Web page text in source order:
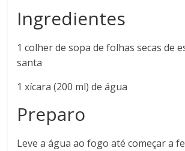
Ingredientes
1 colher de sopa de folhas secas de
santa
1 xícara (200 ml) de água
Preparo
Leve a água ao fogo até começar a